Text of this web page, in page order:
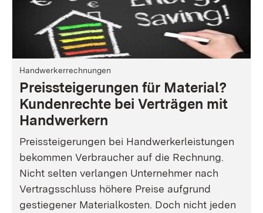
Handwerkerrechnungen
Preissteigerungen für Material?
Kundenrechte bei Verträgen mit
Handwerkern
Preissteigerungen bei Handwerkerleistungen
bekommen Verbraucher auf die Rechnung.
Nicht selten verlangen Unternehmer nach
Vertragsschluss höhere Preise aufgrund
gestiegener Materialkosten. Doch nicht jeden